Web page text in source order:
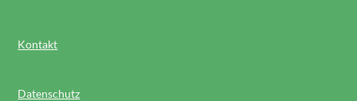
Kontakt
Datenschutz